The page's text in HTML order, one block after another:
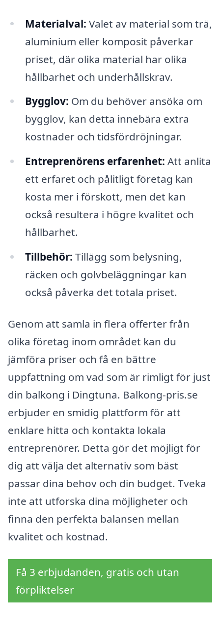
Materialval: Valet av material som trä,
aluminium eller komposit påverkar
priset, där olika material har olika
hållbarhet och underhållskrav.
Bygglov: Om du behöver ansöka om
bygglov, kan detta innebära extra
kostnader och tidsfördröjningar.
Entreprenörens erfarenhet: Att anlita
ett erfaret och pålitligt företag kan
kosta mer i förskott, men det kan
också resultera i högre kvalitet och
hållbarhet.
Tillbehör: Tillägg som belysning,
räcken och golvbeläggningar kan
också påverka det totala priset.
Genom att samla in flera offerter från
olika företag inom området kan du
jämföra priser och få en bättre
uppfattning om vad som är rimligt för just
din balkong i Dingtuna. Balkong-pris.se
erbjuder en smidig plattform för att
enklare hitta och kontakta lokala
entreprenörer. Detta gör det möjligt för
dig att välja det alternativ som bäst
passar dina behov och din budget. Tveka
inte att utforska dina möjligheter och
finna den perfekta balansen mellan
kvalitet och kostnad.
Få 3 erbjudanden, gratis och utan
förpliktelser